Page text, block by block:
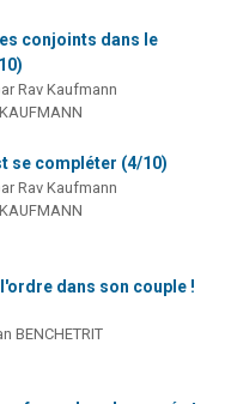
conjoints dans le
Rav Kaufmann
se compléter (4/10)
Rav Kaufmann
dans son couple !
BENCHETRIT